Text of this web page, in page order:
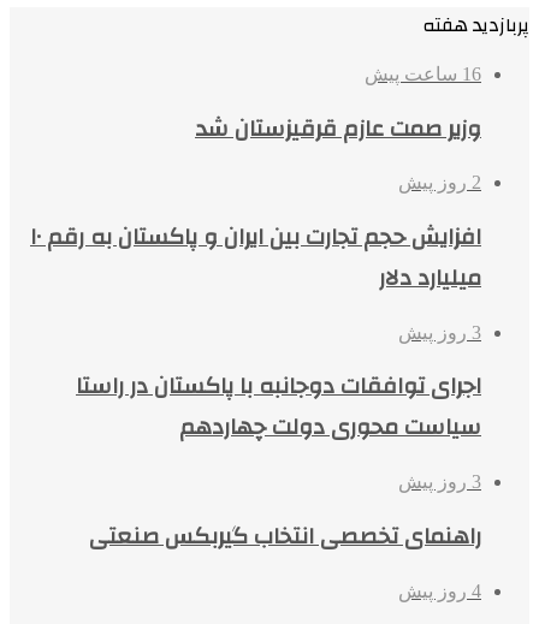
پربازدید هفته
16 ساعت پیش
وزیر صمت عازم قرقیزستان شد
2 روز پیش
افزایش حجم تجارت بین ایران و پاکستان به رقم ۱۰
میلیارد دلار
3 روز پیش
اجرای توافقات دوجانبه با پاکستان در راستا
سیاست محوری دولت چهاردهم
3 روز پیش
راهنمای تخصصی انتخاب گیربکس صنعتی
4 روز پیش